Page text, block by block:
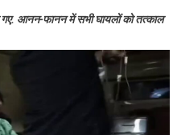
आनन-फानन में सभी घायलों को तत्काल